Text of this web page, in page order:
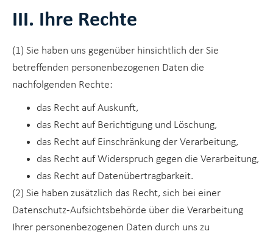
III. Ihre Rechte
(1) Sie haben uns gegenüber hinsichtlich der Sie
betreffenden personenbezogenen Daten die
nachfolgenden Rechte:
das Recht auf Auskunft,
das Recht auf Berichtigung und Löschung,
das Recht auf Einschränkung der Verarbeitung,
das Recht auf Widerspruch gegen die Verarbeitung,
das Recht auf Datenübertragbarkeit.
(2) Sie haben zusätzlich das Recht, sich bei einer
Datenschutz-Aufsichtsbehörde über die Verarbeitung
Ihrer personenbezogenen Daten durch uns zu